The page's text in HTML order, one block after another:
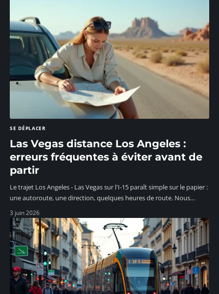
SE DÉPLACER
Las Vegas distance Los Angeles :
erreurs fréquentes à éviter avant de
partir
Le trajet Los Angeles - Las Vegas sur l'I-15 paraît simple sur le papier :
une autoroute, une direction, quelques heures de route. Nous…
3 juin 2026